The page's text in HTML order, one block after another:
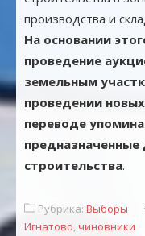
производства и
На основании
проведение
земельным
проведении
переводе
строительства.
Рубрика: Выборы
Игнатово, чиновники